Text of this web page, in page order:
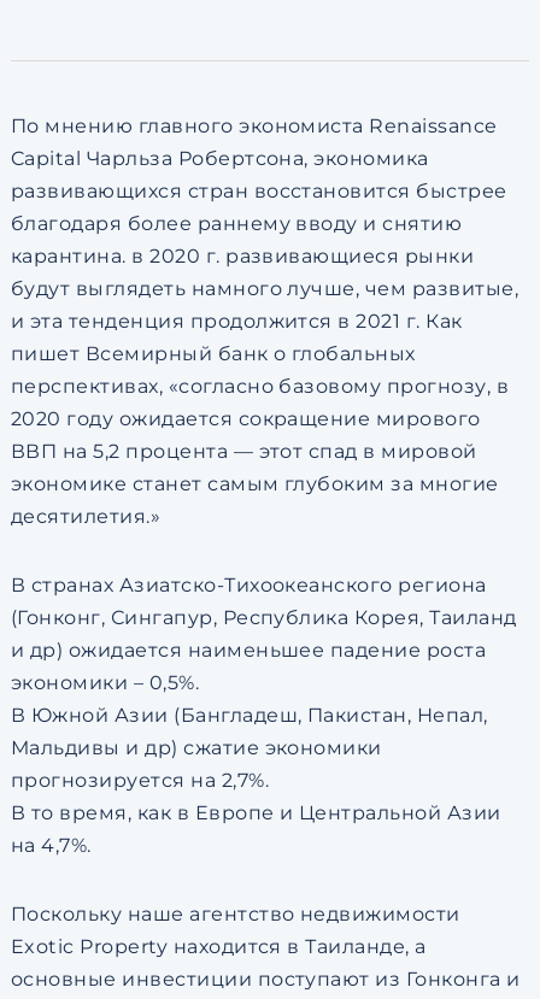
По мнению главного экономиста Renaissance
Capital Чарльза Робертсона, экономика
развивающихся стран восстановится быстрее
благодаря более раннему вводу и снятию
карантина. в 2020 г. развивающиеся рынки
будут выглядеть намного лучше, чем развитые,
и эта тенденция продолжится в 2021 г. Как
пишет Всемирный банк о глобальных
перспективах, «согласно базовому прогнозу, в
2020 году ожидается сокращение мирового
ВВП на 5,2 процента — этот спад в мировой
экономике станет самым глубоким за многие
десятилетия.»
В странах Азиатско-Тихоокеанского региона
(Гонконг, Сингапур, Республика Корея, Таиланд
и др) ожидается наименьшее падение роста
экономики – 0,5%.
В Южной Азии (Бангладеш, Пакистан, Непал,
Мальдивы и др) сжатие экономики
прогнозируется на 2,7%.
В то время, как в Европе и Центральной Азии
на 4,7%.
Поскольку наше агентство недвижимости
Exotic Property находится в Таиланде, а
основные инвестиции поступают из Гонконга и